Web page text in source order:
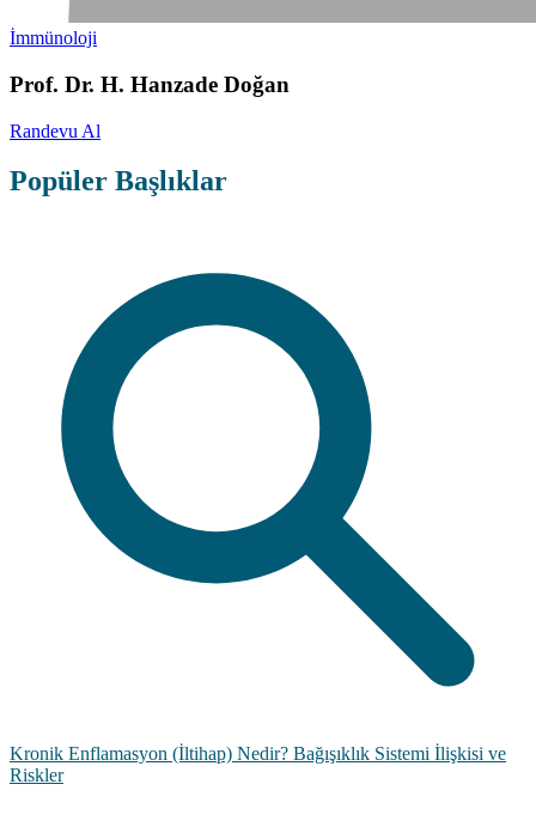
İmmünoloji
Prof. Dr. H. Hanzade Doğan
Randevu Al
Popüler Başlıklar
Kronik Enflamasyon (İltihap) Nedir? Bağışıklık Sistemi İlişkisi ve
Riskler